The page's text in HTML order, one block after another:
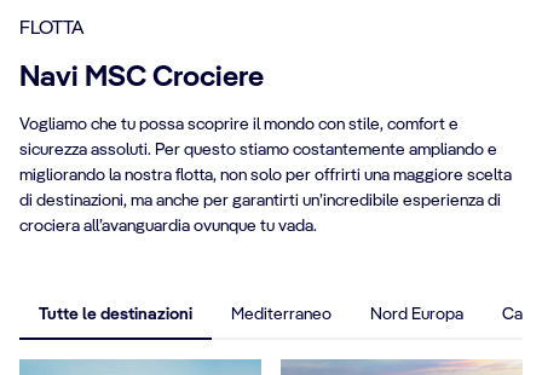
FLOTTA
Navi MSC Crociere
Vogliamo che tu possa scoprire il mondo con stile, comfort e
sicurezza assoluti. Per questo stiamo costantemente ampliando e
migliorando la nostra flotta, non solo per offrirti una maggiore scelta
di destinazioni, ma anche per garantirti un’incredibile esperienza di
crociera all’avanguardia ovunque tu vada.
Tutte le destinazioni Mediterraneo Nord Europa